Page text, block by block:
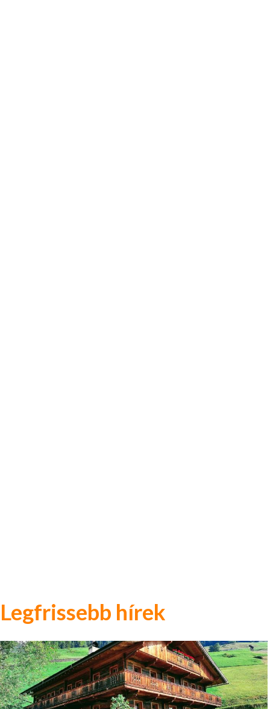
Legfrissebb hírek